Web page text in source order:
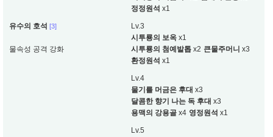
유수의 호석 [3]
물속성 공격 강화
정정원석 x1
Lv.3
시투룡의 보옥 x1
시투룡의 첨예발톱 x2 큰물주머니 x3
환정원석 x1
Lv.4
물기를 머금은 후대 x3
달콤한 향기 나는 독 후대 x3
용맥의 강용골 x4 영정원석 x1
Lv.5